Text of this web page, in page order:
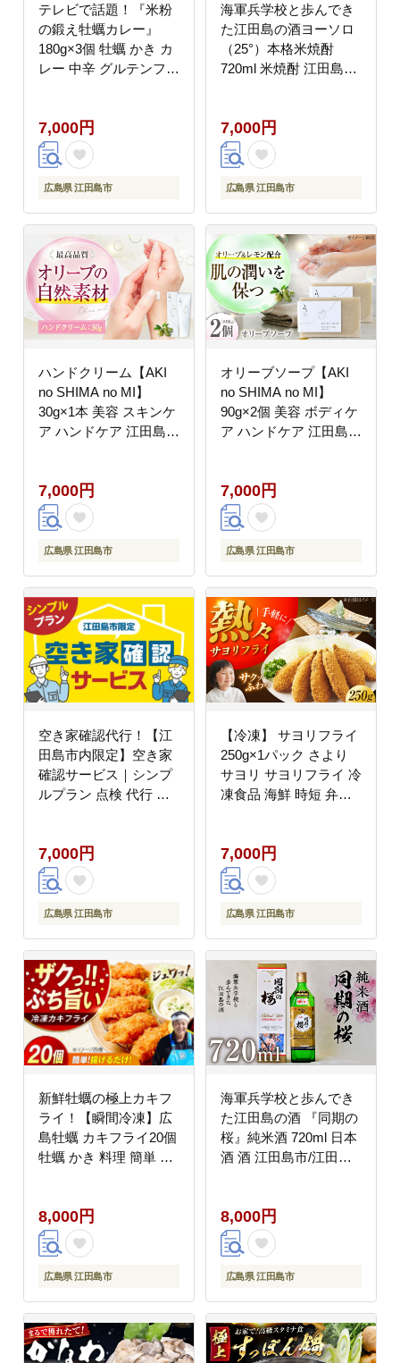
テレビで話題！『米粉
の鍛え牡蠣カレー』
180g×3個 牡蠣 かき カ
レー 中辛 グルテンフリ
有限会社寺本水産
[XAE060]
7,000円
広島県 江田島市
海軍兵学校と歩んでき
た江田島の酒ヨーソロ
（25°）本格米焼酎
720ml 米焼酎 江田島市
7,000円
広島県 江田島市
ハンドクリーム【AKI
no SHIMA no MI】
30g×1本 美容 スキンケ
ア ハンドケア 江田島
7,000円
広島県 江田島市
オリーブソープ【AKI
no SHIMA no MI】
90g×2個 美容 ボディケ
ア ハンドケア 江田島
7,000円
広島県 江田島市
空き家確認代行！【江
田島市内限定】空き家
確認サービス｜シンプ
ルプラン 点検 代行 サ
人材センター [XAN004]
旅行・体験
7,000円
広島県 江田島市
【冷凍】 サヨリフライ
250g×1パック さより
サヨリ サヨリフライ 冷
凍食品 海鮮 時短 弁当
7,000円
広島県 江田島市
新鮮牡蠣の極上カキフ
ライ！【瞬間冷凍】広
島牡蠣 カキフライ20個
牡蠣 かき 料理 簡単 魚
門林水産 [XAO034] 牡
蠣
8,000円
広島県 江田島市
海軍兵学校と歩んでき
た江田島の酒 『同期の
桜』純米酒 720ml 日本
酒 酒 江田島市/江田島
8,000円
広島県 江田島市